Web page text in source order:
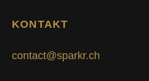
KONTAKT
contact@sparkr.ch